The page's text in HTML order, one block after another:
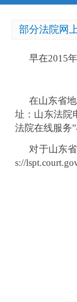
部分法院网
早在2015
在山东省
址：山东法院
法院在线服务
对于山东
s://